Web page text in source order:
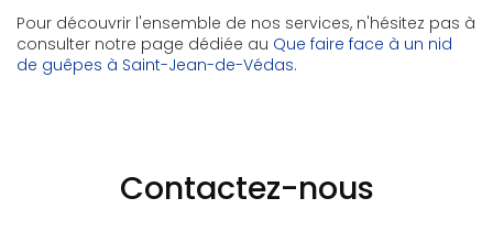
Pour découvrir l'ensemble de nos services, n'hésitez pas à
consulter notre page dédiée au Que faire face à un nid
de guêpes à Saint-Jean-de-Védas.
Contactez-nous